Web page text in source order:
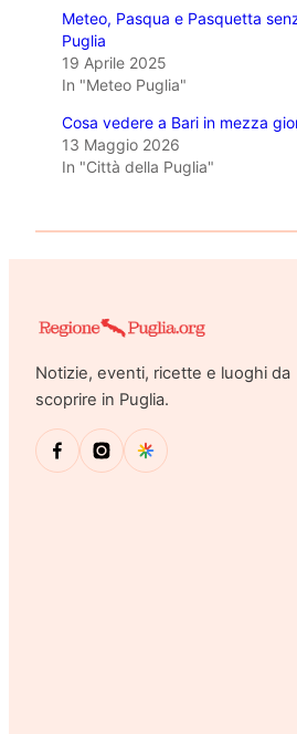
Meteo, Pasqua e Pasquetta
Puglia
19 Aprile 2025
In "Meteo Puglia"
Cosa vedere a Bari in mezza
13 Maggio 2026
In "Città della Puglia"
Notizie, eventi, ricette e luoghi da
scoprire in Puglia.